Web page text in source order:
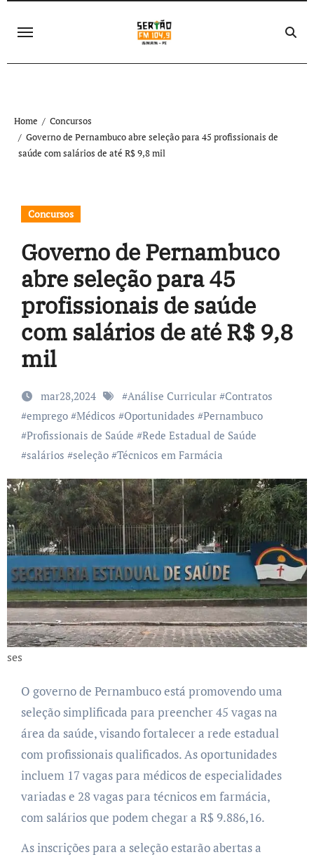
Home
Concursos
Governo de Pernambuco abre seleção para 45 profissionais de
saúde com salários de até R$ 9,8 mil
Concursos
Governo de Pernambuco
abre seleção para 45
profissionais de saúde
com salários de até R$ 9,8
mil
mar28,2024 #Análise Curricular#Contratos
#emprego#Médicos #Oportunidades #Pernambuco
#Profissionais de Saúde #Rede Estadual de Saúde
#salários #seleção#Técnicos em Farmácia
ses
O governo de Pernambuco está promovendo uma
seleção simplificada para preencher 45 vagas na
área da saúde, visando fortalecer a rede estadual
com profissionais qualificados. As oportunidades
incluem 17 vagas para médicos de especialidades
variadas e 28 vagas para técnicos em farmácia,
com salários que podem chegar a R$ 9.886,16.
As inscrições para a seleção estarão abertas a